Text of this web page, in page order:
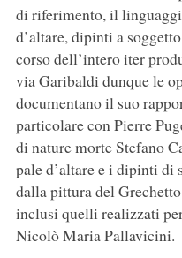
di riferimento, il
d’altare, dipinti a
corso dell’intero iter
via Garibaldi dunque le
documentano il suo
particolare con Pierre
di nature morte Stefano
pale d’altare e i dipinti di
dalla pittura del
inclusi quelli realizzati
Nicolò Maria Pallavicini.